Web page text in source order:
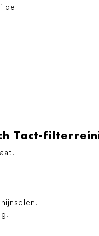
de
Tact-